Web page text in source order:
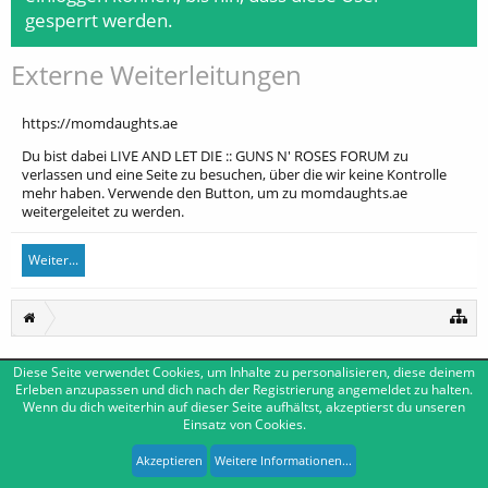
gesperrt werden.
Externe Weiterleitungen
https://momdaughts.ae
Du bist dabei LIVE AND LET DIE :: GUNS N' ROSES FORUM zu
verlassen und eine Seite zu besuchen, über die wir keine Kontrolle
mehr haben. Verwende den Button, um zu momdaughts.ae
weitergeleitet zu werden.
Weiter...
Deutsch [Du] Kontakt
Impressum Nutzungsbedingungen
Datenschutzerklärung
Forum software by XenForo™ |Media embeds by s9e
XenForo style by Pixel Exit
Diese Seite verwendet Cookies, um Inhalte zu personalisieren, diese deinem
Erleben anzupassen und dich nach der Registrierung angemeldet zu halten.
Wenn du dich weiterhin auf dieser Seite aufhältst, akzeptierst du unseren
Einsatz von Cookies.
Akzeptieren Weitere Informationen...